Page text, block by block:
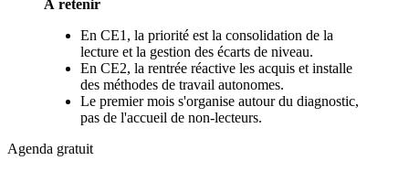
À retenir
En CE1, la priorité est la consolidation de la
lecture et la gestion des écarts de niveau.
En CE2, la rentrée réactive les acquis et installe
des méthodes de travail autonomes.
Le premier mois s'organise autour du diagnostic,
pas de l'accueil de non-lecteurs.
Agenda gratuit